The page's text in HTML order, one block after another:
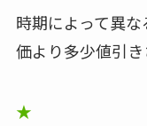
時期によって異
価より多少値引き
★